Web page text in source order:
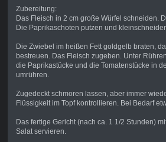
Zubereitung:
Das Fleisch in 2 cm große Würfel schneiden.
Die Paprikaschoten putzen und
Die Zwiebel im heißen Fett goldgelb braten,
bestreuen. Das Fleisch zugeben. Unter
die Paprikastücke und die Tomatenstücke in
umrühren.
Zugedeckt schmoren lassen, aber immer
Flüssigkeit im Topf kontrollieren. Bei Bedarf
Das fertige Gericht (nach ca. 1 1/2 Stunden)
Salat servieren.